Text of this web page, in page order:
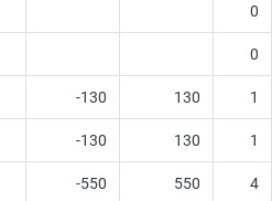
0
0
-130 130 1
-130 130 1
-550 550 4